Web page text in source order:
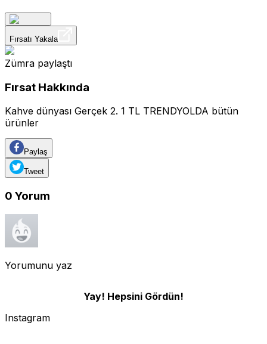
Fırsatı Yakala
Zümra paylaştı
Fırsat Hakkında
Kahve dünyası Gerçek 2. 1 TL TRENDYOLDA bütün
ürünler
Paylaş
Tweet
0 Yorum
Yorumunu yaz
Yay! Hepsini Gördün!
Instagram